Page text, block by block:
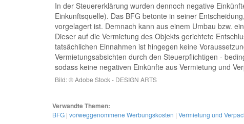
In der Steuererklärung wurden dennoch negative
Einkunftsquelle). Das BFG betonte in seiner
vorgelagert ist. Demnach kann aus einem Umbau bzw.
Dieser auf die Vermietung des Objekts gerichtete
tatsächlichen Einnahmen ist hingegen keine
Vermietungsabsichten durch den Steuerpflichtigen -
sodass keine negativen Einkünfte aus Vermietung und
Bild: © Adobe Stock - DESIGN ARTS
Verwandte Themen:
BFG | vorweggenommene Werbungskosten | Vermietung und